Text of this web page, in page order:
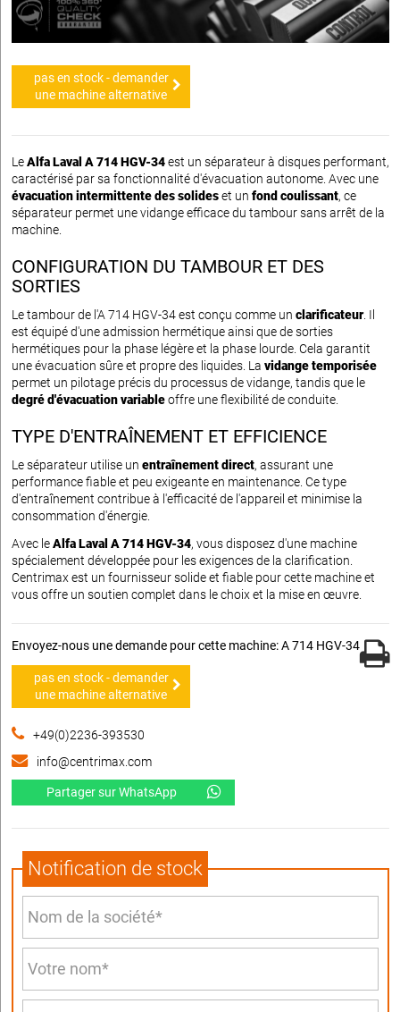
pas en stock - demander
une machine alternative
LeAlfa Laval A 714 HGV-34est un séparateur à disques performant,
caractérisé par sa fonctionnalité d'évacuation autonome. Avec une
évacuation intermittente des solideset un fond coulissant, ce
séparateur permet une vidange efficace du tambour sans arrêt de la
machine.
CONFIGURATION DU TAMBOUR ET DES
SORTIES
Le tambour de l'A 714 HGV-34 est conçu comme un clarificateur. Il
est équipé d'une admission hermétique ainsi que de sorties
hermétiques pour la phase légère et la phase lourde. Cela garantit
une évacuation sûre et propre des liquides. La vidange temporisée
permet un pilotage précis du processus de vidange, tandis que le
degré d'évacuation variableoffre une flexibilité de conduite.
TYPE D'ENTRAÎNEMENT ET EFFICIENCE
Le séparateur utilise un entraînement direct, assurant une
performance fiable et peu exigeante en maintenance. Ce type
d'entraînement contribue à l'efficacité de l'appareil et minimise la
consommation d'énergie.
Avec leAlfa Laval A 714 HGV-34, vous disposez d'une machine
spécialement développée pour les exigences de la clarification.
Centrimax est un fournisseur solide et fiable pour cette machine et
vous offre un soutien complet dans le choix et la mise en œuvre.
Envoyez-nous une demande pour cette machine: A 714 HGV-34
pas en stock - demander
une machine alternative
+49(0)2236-393530
info@centrimax.com
Partager sur WhatsApp
Notification de stock